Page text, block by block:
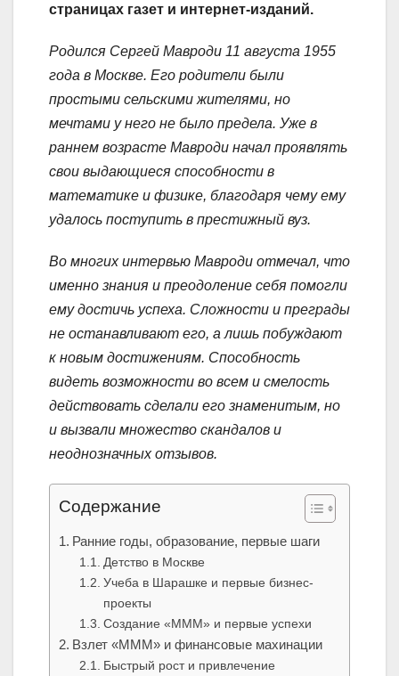
страницах газет и интернет-изданий.
Родился Сергей Мавроди 11 августа 1955
года в Москве. Его родители были
простыми сельскими жителями, но
мечтами у него не было предела. Уже в
раннем возрасте Мавроди начал проявлять
свои выдающиеся способности в
математике и физике, благодаря чему ему
удалось поступить в престижный вуз.
Во многих интервью Мавроди отмечал, что
именно знания и преодоление себя помогли
ему достичь успеха. Сложности и преграды
не останавливают его, а лишь побуждают
к новым достижениям. Способность
видеть возможности во всем и смелость
действовать сделали его знаменитым, но
и вызвали множество скандалов и
неоднозначных отзывов.
Содержание
Ранние годы, образование, первые шаги
Детство в Москве
Учеба в Шарашке и первые бизнес-
проекты
Создание «МММ» и первые успехи
Взлет «МММ» и финансовые махинации
Быстрый рост и привлечение